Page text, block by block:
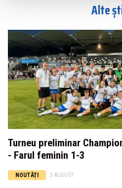
Alte
Turneu preliminar
- Farul feminin 1-3
NOUTĂȚI 5 AUGUST